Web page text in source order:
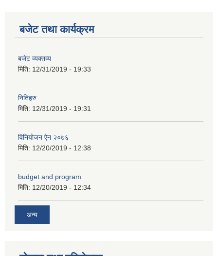
बजेट तथा कार्यक्रम
बजेट व्यक्तव्य
मिति: 12/31/2019 - 19:33
नितिहरु
मिति: 12/31/2019 - 19:31
विनियोजन ऐन २०७६
मिति: 12/20/2019 - 12:38
budget and program
मिति: 12/20/2019 - 12:34
अन्य